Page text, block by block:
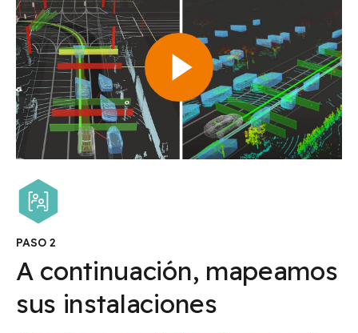
PASO 2
A continuación, mapeamos
sus instalaciones